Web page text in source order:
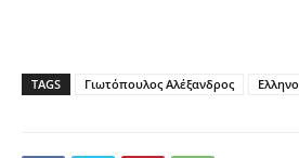
TAGS Γιωτόπουλος Αλέξανδρος